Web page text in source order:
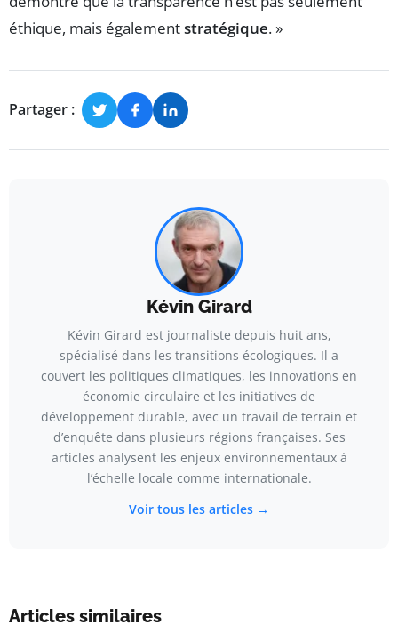
éthique, mais égalementstratégique. »
Partager :
Kévin Girard
Kévin Girard est journaliste depuis huit ans,
spécialisé dans les transitions écologiques. Il a
couvert les politiques climatiques, les innovations en
économie circulaire et les initiatives de
développement durable, avec un travail de terrain et
d’enquête dans plusieurs régions françaises. Ses
articles analysent les enjeux environnementaux à
l’échelle locale comme internationale.
Voir tous les articles →
Articles similaires